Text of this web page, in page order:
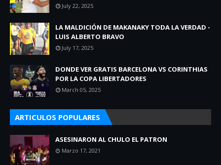
July 22, 2025
LA MALDICIÓN DE MAKANAKY TODA LA VERDAD -
LUIS ALBERTO BRAVO
July 17, 2025
DONDE VER GRATIS BARCELONA VS CORINTHIAS
POR LA COPA LIBERTADORES
March 05, 2025
ARTICULOS POPULARES
ASESINARON AL CHULO EL PATRON
Marzo 17, 2021